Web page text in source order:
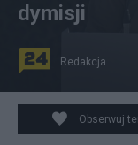
n/z: prezydent
PAP/CTK
dymisji
Redakcja
Obserwuj